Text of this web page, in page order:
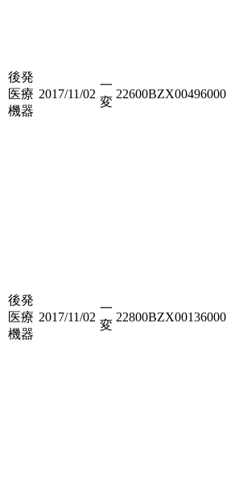
後発
医療
機器
2017/11/02
一
変
22600BZX00496000
後発
医療
機器
2017/11/02
一
変
22800BZX00136000